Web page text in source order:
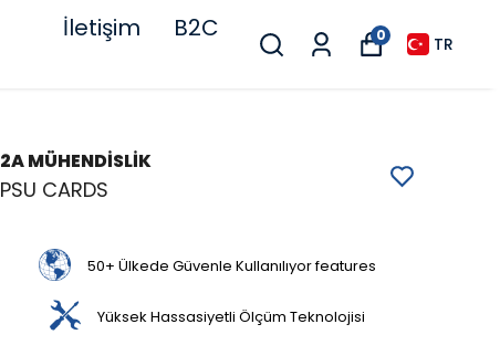
İletişim B2C 0 TR
2A MÜHENDİSLİK
PSU CARDS
50+ Ülkede Güvenle Kullanılıyor features
Yüksek Hassasiyetli Ölçüm Teknolojisi